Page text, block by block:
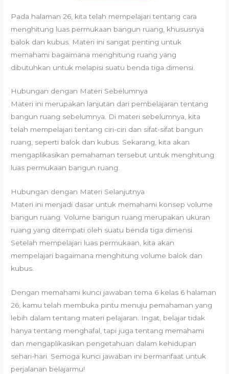
Pada halaman 26, kita telah mempelajari tentang cara
menghitung luas permukaan bangun ruang, khususnya
balok dan kubus. Materi ini sangat penting untuk
memahami bagaimana menghitung ruang yang
dibutuhkan untuk melapisi suatu benda tiga dimensi.
Hubungan dengan Materi Sebelumnya
Materi ini merupakan lanjutan dari pembelajaran tentang
bangun ruang sebelumnya. Di materi sebelumnya, kita
telah mempelajari tentang ciri-ciri dan sifat-sifat bangun
ruang, seperti balok dan kubus. Sekarang, kita akan
mengaplikasikan pemahaman tersebut untuk menghitung
luas permukaan bangun ruang.
Hubungan dengan Materi Selanjutnya
Materi ini menjadi dasar untuk memahami konsep volume
bangun ruang. Volume bangun ruang merupakan ukuran
ruang yang ditempati oleh suatu benda tiga dimensi.
Setelah mempelajari luas permukaan, kita akan
mempelajari bagaimana menghitung volume balok dan
kubus.
Dengan memahami kunci jawaban tema 6 kelas 6 halaman
26, kamu telah membuka pintu menuju pemahaman yang
lebih dalam tentang materi pelajaran. Ingat, belajar tidak
hanya tentang menghafal, tapi juga tentang memahami
dan mengaplikasikan pengetahuan dalam kehidupan
sehari-hari. Semoga kunci jawaban ini bermanfaat untuk
perjalanan belajarmu!